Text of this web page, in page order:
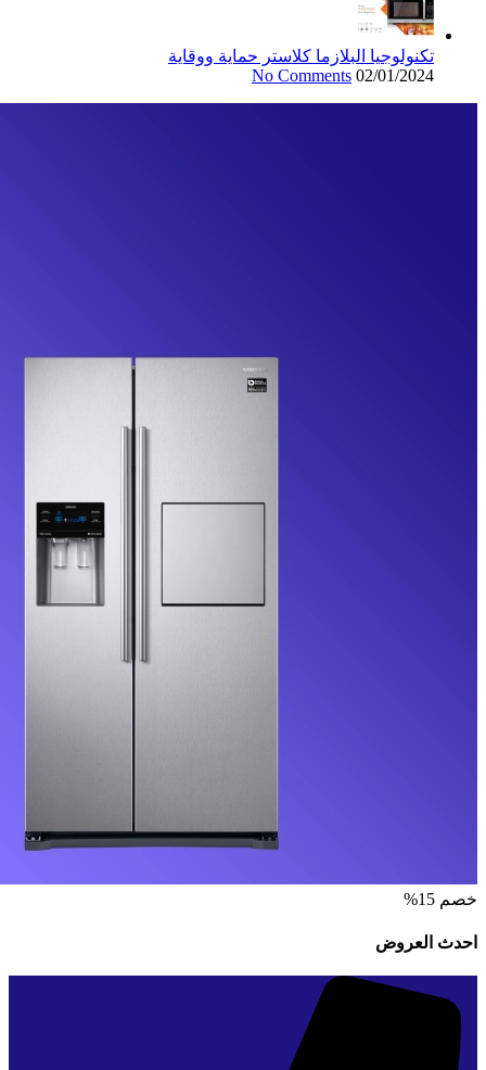
تكنولوجيا البلازما كلاستر حماية ووقاية
02/01/2024
No Comments
خصم 15%
احدث العروض